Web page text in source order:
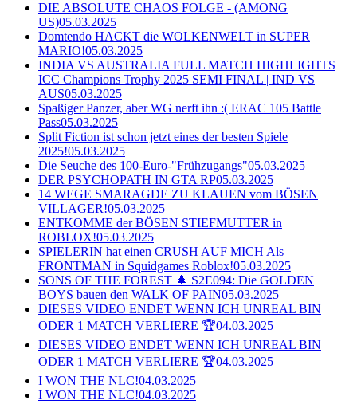
DIE ABSOLUTE CHAOS FOLGE - (AMONG
US)05.03.2025
Domtendo HACKT die WOLKENWELT in SUPER
MARIO!05.03.2025
INDIA VS AUSTRALIA FULL MATCH HIGHLIGHTS
ICC Champions Trophy 2025 SEMI FINAL | IND VS
AUS05.03.2025
Spaßiger Panzer, aber WG nerft ihn :( ERAC 105 Battle
Pass05.03.2025
Split Fiction ist schon jetzt eines der besten Spiele
2025!05.03.2025
Die Seuche des 100-Euro-"Frühzugangs"05.03.2025
DER PSYCHOPATH IN GTA RP05.03.2025
14 WEGE SMARAGDE ZU KLAUEN vom BÖSEN
VILLAGER!05.03.2025
ENTKOMME der BÖSEN STIEFMUTTER in
ROBLOX!05.03.2025
SPIELERIN hat einen CRUSH AUF MICH Als
FRONTMAN in Squidgames Roblox!05.03.2025
SONS OF THE FOREST 🌲 S2E094: Die GOLDEN
BOYS bauen den WALK OF PAIN05.03.2025
DIESES VIDEO ENDET WENN ICH UNREAL BIN
ODER 1 MATCH VERLIERE 🏆04.03.2025
DIESES VIDEO ENDET WENN ICH UNREAL BIN
ODER 1 MATCH VERLIERE 🏆04.03.2025
I WON THE NLC!04.03.2025
I WON THE NLC!04.03.2025